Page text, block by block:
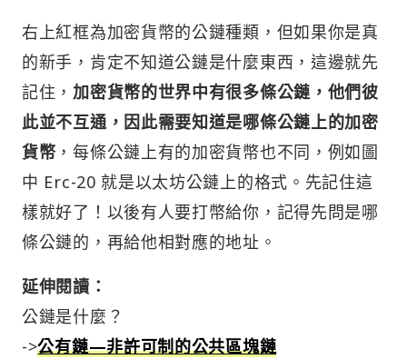
右上紅框為加密貨幣的公鏈種類，但如果你是真
的新手，肯定不知道公鏈是什麼東西，這邊就先
記住，加密貨幣的世界中有很多條公鏈，他們彼
此並不互通，因此需要知道是哪條公鏈上的加密
貨幣 ，每條公鏈上有的加密貨幣也不同，例如圖
中 Erc-20 就是以太坊公鏈上的格式。先記住這
樣就好了！以後有人要打幣給你，記得先問是哪
條公鏈的，再給他相對應的地址。
延伸閱讀：
公鏈是什麼？
->公有鏈—非許可制的公共區塊鏈